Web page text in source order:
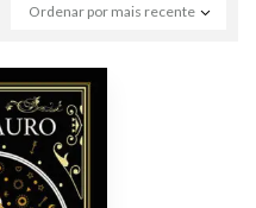
Ordenar por mais recente